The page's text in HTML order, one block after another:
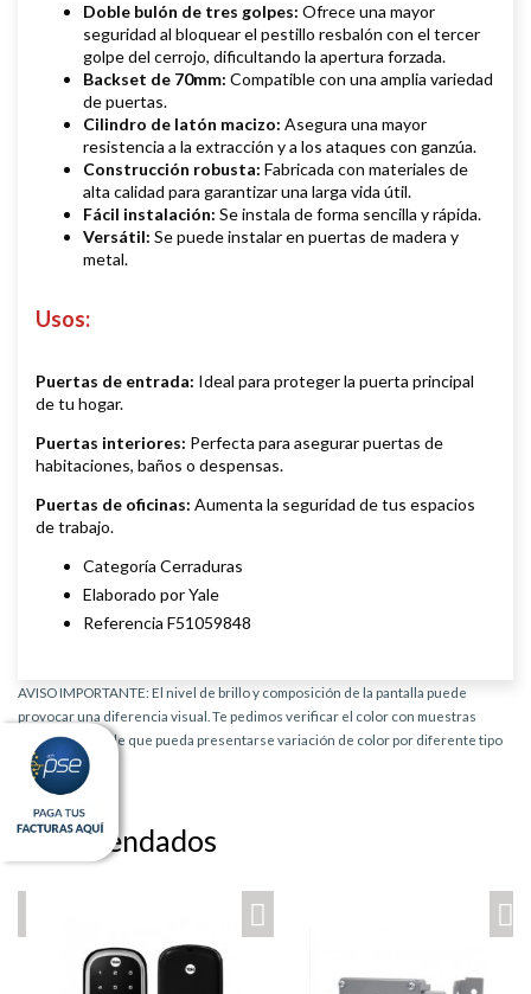
Doble bulón de tres golpes: Ofrece una mayor
seguridad al bloquear el pestillo resbalón con el tercer
golpe del cerrojo, dificultando la apertura forzada.
Backset de 70mm: Compatible con una amplia variedad
de puertas.
Cilindro de latón macizo: Asegura una mayor
resistencia a la extracción y a los ataques con ganzúa.
Construcción robusta: Fabricada con materiales de
alta calidad para garantizar una larga vida útil.
Fácil instalación: Se instala de forma sencilla y rápida.
Versátil: Se puede instalar en puertas de madera y
metal.
Usos:
Puertas de entrada: Ideal para proteger la puerta principal
de tu hogar.
Puertas interiores: Perfecta para asegurar puertas de
habitaciones, baños o despensas.
Puertas de oficinas: Aumenta la seguridad de tus espacios
de trabajo.
Categoría Cerraduras
Elaborado por Yale
Referencia F51059848
AVISO IMPORTANTE: El nivel de brillo y composición de la pantalla puede
provocar una diferencia visual. Te pedimos verificar el color con muestras
físicas. Es posible que pueda presentarse variación de color por diferente tipo
de producto.
Recomendados